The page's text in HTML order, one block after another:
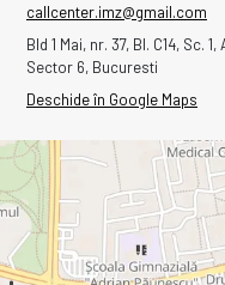
callcenter.imz@gmail.com
Bld 1 Mai, nr. 37, Bl. C14, Sc. 1,
Sector 6, Bucuresti
Deschide în Google Maps